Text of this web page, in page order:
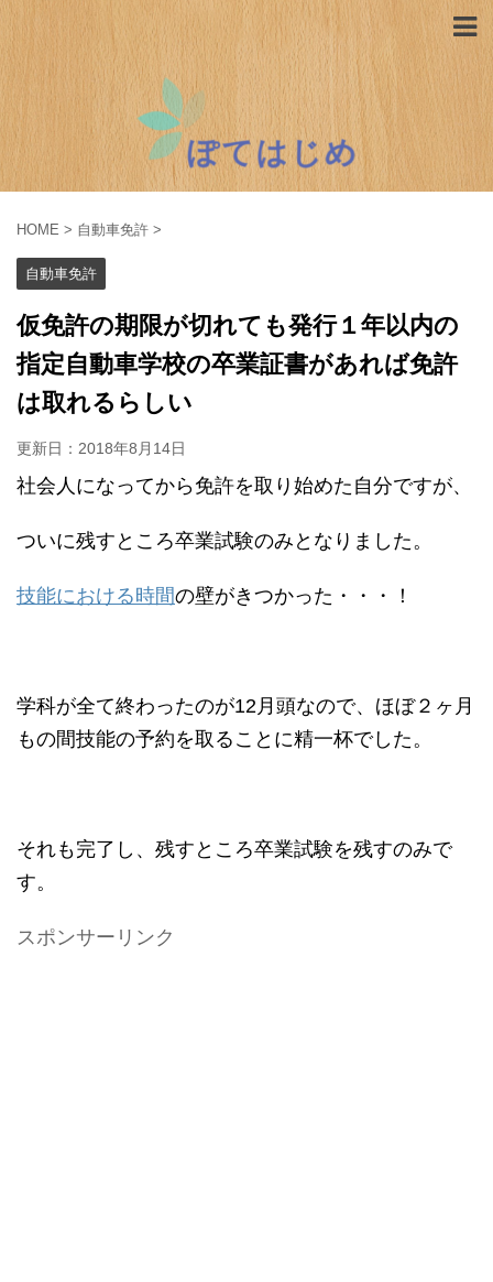
HOME > 自動車免許 >
自動車免許
仮免許の期限が切れても発行１年以内の
指定自動車学校の卒業証書があれば免許
は取れるらしい
更新日： 2018年8月14日
社会人になってから免許を取り始めた自分ですが、
ついに残すところ卒業試験のみとなりました。
技能における時間の壁がきつかった・・・！
学科が全て終わったのが12月頭なので、ほぼ２ヶ月
もの間技能の予約を取ることに精一杯でした。
それも完了し、残すところ卒業試験を残すのみで
す。
スポンサーリンク